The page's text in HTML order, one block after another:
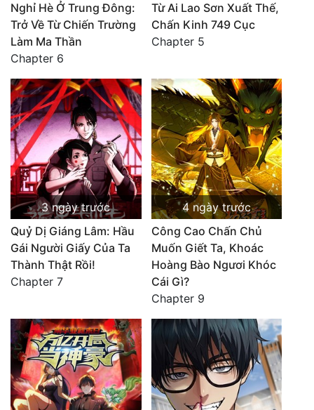
Nghỉ Hè Ở Trung Đông:
Trở Về Từ Chiến Trường
Làm Ma Thần
Chapter 6
Từ Ai Lao Sơn Xuất Thế,
Chấn Kinh 749 Cục
Chapter 5
3 ngày trước
Quỷ Dị Giáng Lâm: Hầu
Gái Người Giấy Của Ta
Thành Thật Rồi!
Chapter 7
4 ngày trước
Công Cao Chấn Chủ
Muốn Giết Ta, Khoác
Hoàng Bào Ngươi Khóc
Cái Gì?
Chapter 9